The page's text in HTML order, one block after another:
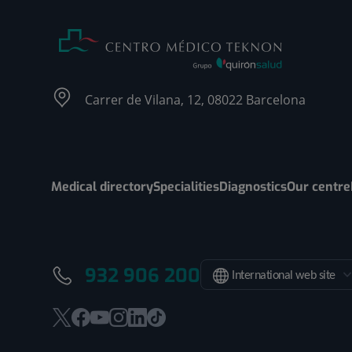
Carrer de Vilana, 12, 08022 Barcelona
Medical directorySpecialitiesDiagnosticsOur centre
932 906 200 International web site